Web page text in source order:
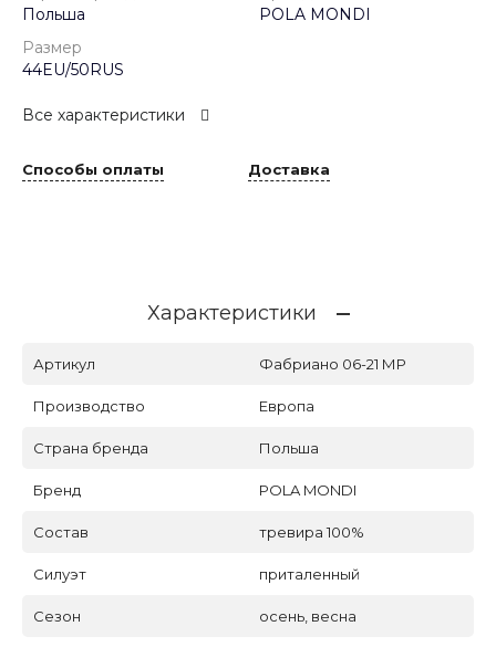
Польша
POLA MONDI
Размер
44EU/50RUS
Все характеристики
Способы оплаты Доставка
Характеристики
Артикул Фабриано 06-21 МР
Производство Европа
Страна бренда Польша
Бренд POLA MONDI
Состав тревира 100%
Силуэт приталенный
Сезон осень, весна